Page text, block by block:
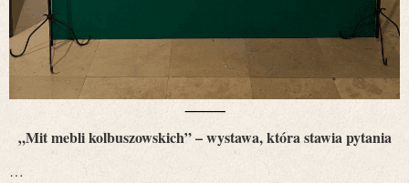
⸻
„Mit mebli kolbuszowskich” – wystawa, która stawia pytania
…